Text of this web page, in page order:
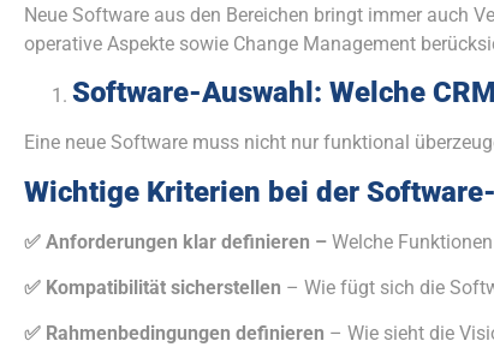
Neue Software aus den Bereichen bringt immer auch
operative Aspekte sowie Change Management
Software-Auswahl: Welche
Eine neue Software muss nicht nur funktional
Wichtige Kriterien bei der
✅ Anforderungen klar definieren – Welche
✅ Kompatibilität sicherstellen – Wie fügt sich die
✅ Rahmenbedingungen definieren – Wie sieht die